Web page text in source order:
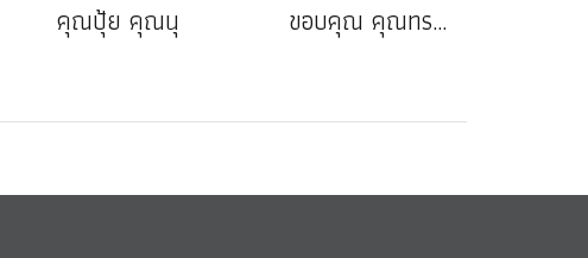
คุณปุ้ย คุณนุ ขอบคุณ คุณทราย❤️คุณโหน่ง